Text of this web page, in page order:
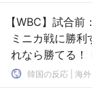
【WBC】試合
ミニカ戦に勝
れなら勝てる！
韓国の反応 | 海